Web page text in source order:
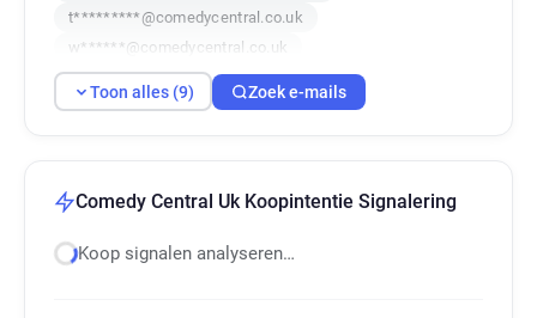
t*********@comedycentral.co.uk
w******@comedycentral.co.uk
c********@comedycentral.co.uk
k***********@comedycentral.co.uk
w******@comedycentral.co.uk
Toon alles (9) Zoek e-mails
Comedy Central Uk Koopintentie Signalering
Koop signalen analyseren…